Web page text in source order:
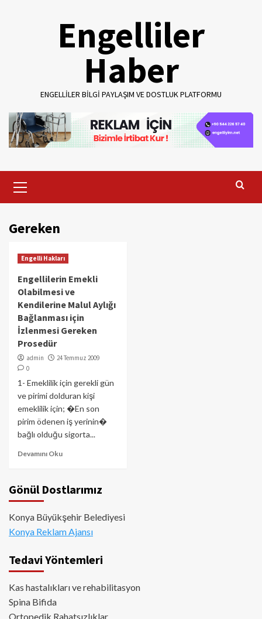
Engelliler
Haber
ENGELLILER BILGI PAYLAŞIM VE DOSTLUK PLATFORMU
Menu
Gereken
Engelli Hakları
Engellilerin Emekli
Olabilmesi ve
Kendilerine Malul Aylığı
Bağlanması için
İzlenmesi Gereken
Prosedür
admin
24 Temmuz 2009
0
1- Emeklilik için gerekli gün
ve pirimi dolduran kişi
emeklilik için; �En son
pirim ödenen iş yerinin�
bağlı olduğu sigorta...
Devamını Oku
Gönül Dostlarımız
Konya Büyükşehir Belediyesi
Konya Reklam Ajansı
Tedavi Yöntemleri
Kas hastalıkları ve rehabilitasyon
Spina Bifida
Ortopedik Rahatsızlıklar